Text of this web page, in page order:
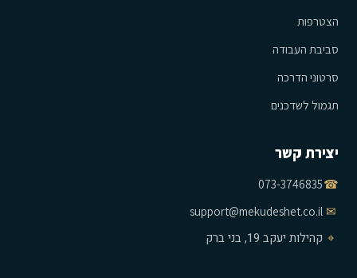
הצטרפות
סביבת העבודה
סרטוני הדרכה
תגמול לשדכנים
יצירת קשר
☎
073-3746835
✉
support@mekudeshet.co.il
⌖ קהילות יעקב 19, בני ברק